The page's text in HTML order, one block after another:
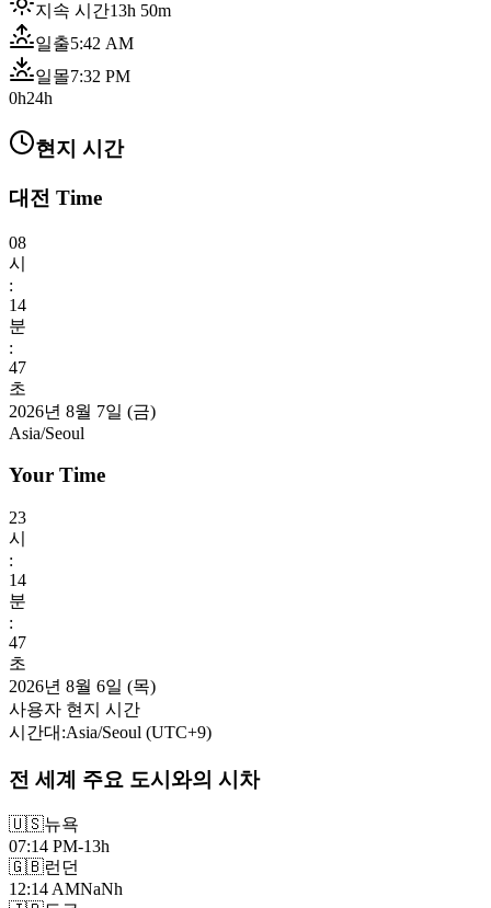
지속 시간13h 50m
일출5:42 AM
일몰7:32 PM
0h24h
현지 시간
대전 Time
08
시
:
14
분
:
49
초
2026년 8월 7일 (금)
Asia/Seoul
Your Time
23
시
:
14
분
:
49
초
2026년 8월 6일 (목)
사용자 현지 시간
시간대 :Asia/Seoul (UTC+9)
전 세계 주요 도시와의 시차
🇺🇸뉴욕
07:14 PM-13h
🇬🇧런던
12:14 AMNaNh